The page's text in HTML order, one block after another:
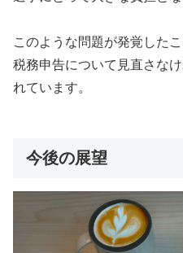
このような問題が発覚した
税務申告について見直さな
れています。
今後の展望